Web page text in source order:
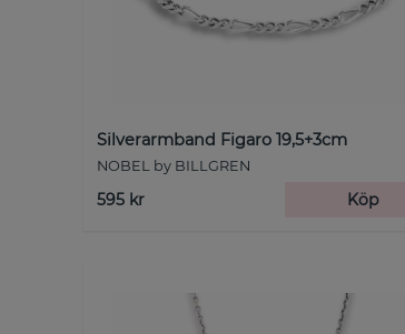
Silverarmband Figaro 19,5+3cm
NOBEL by BILLGREN
595 kr Köp